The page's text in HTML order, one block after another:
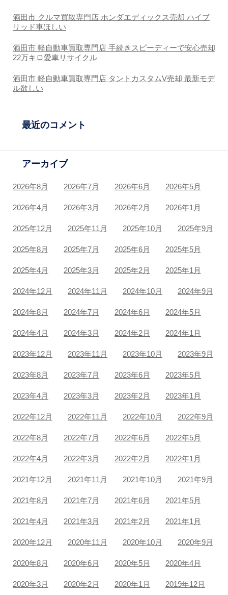
酒田市 クルマ買取専門店 ホンダエディックス売却 ハイブ
リッド車ほしい
酒田市 軽自動車買取専門店 手続きスピーディーで安心売却
22万キロ愛車リサイクル
酒田市 軽自動車買取専門店 タントカスタムV売却 最新モデ
ル欲しい
最近のコメント
アーカイブ
2026年8月 2026年7月 2026年6月 2026年5月
2026年4月 2026年3月 2026年2月 2026年1月
2025年12月 2025年11月 2025年10月 2025年9月
2025年8月 2025年7月 2025年6月 2025年5月
2025年4月 2025年3月 2025年2月 2025年1月
2024年12月 2024年11月 2024年10月 2024年9月
2024年8月 2024年7月 2024年6月 2024年5月
2024年4月 2024年3月 2024年2月 2024年1月
2023年12月 2023年11月 2023年10月 2023年9月
2023年8月 2023年7月 2023年6月 2023年5月
2023年4月 2023年3月 2023年2月 2023年1月
2022年12月 2022年11月 2022年10月 2022年9月
2022年8月 2022年7月 2022年6月 2022年5月
2022年4月 2022年3月 2022年2月 2022年1月
2021年12月 2021年11月 2021年10月 2021年9月
2021年8月 2021年7月 2021年6月 2021年5月
2021年4月 2021年3月 2021年2月 2021年1月
2020年12月 2020年11月 2020年10月 2020年9月
2020年8月 2020年6月 2020年5月 2020年4月
2020年3月 2020年2月 2020年1月 2019年12月